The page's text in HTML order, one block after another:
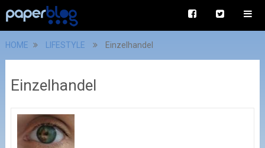
HOME LIFESTYLE Einzelhandel
Einzelhandel